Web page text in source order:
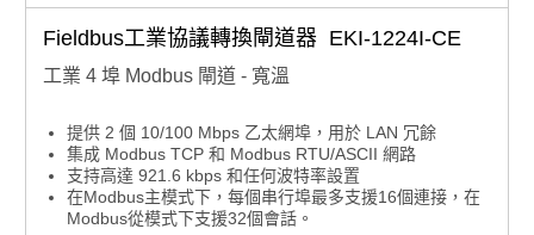
Fieldbus工業協議轉換閘道器 EKI-1224I-CE
工業 4 埠 Modbus 閘道 - 寬溫
提供 2 個 10/100 Mbps 乙太網埠，用於 LAN 冗餘
集成 Modbus TCP 和 Modbus RTU/ASCII 網路
支持高達 921.6 kbps 和任何波特率設置
在Modbus主模式下，每個串行埠最多支援16個連接，在
Modbus從模式下支援32個會話。